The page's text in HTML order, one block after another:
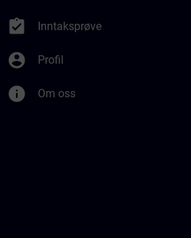
assignment_turned_in Inntaksprøve
account_circle Profil
info Om oss